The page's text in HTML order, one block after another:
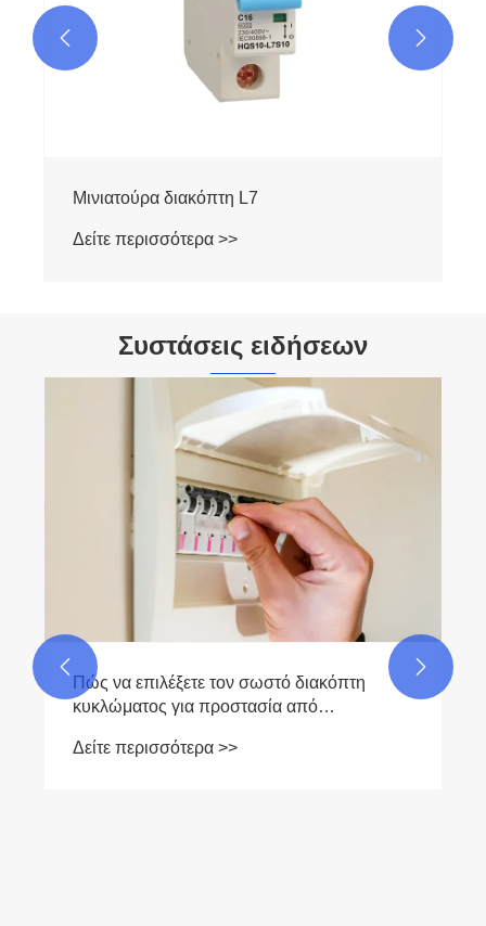
Μινιατούρα διακόπτη L7
Δείτε περισσότερα >>
 
Συστάσεις ειδήσεων
Πώς να επιλέξετε τον σωστό διακόπτη
κυκλώματος για προστασία από
Δείτε περισσότερα >>
 